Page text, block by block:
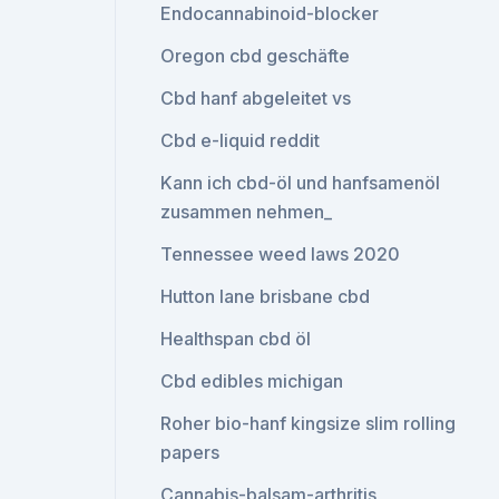
Endocannabinoid-blocker
Oregon cbd geschäfte
Cbd hanf abgeleitet vs
Cbd e-liquid reddit
Kann ich cbd-öl und hanfsamenöl
zusammen nehmen_
Tennessee weed laws 2020
Hutton lane brisbane cbd
Healthspan cbd öl
Cbd edibles michigan
Roher bio-hanf kingsize slim rolling
papers
Cannabis-balsam-arthritis